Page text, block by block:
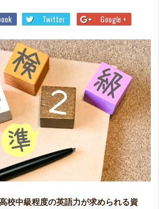
Twitter Google +
校中級程度の英語力が求められる資